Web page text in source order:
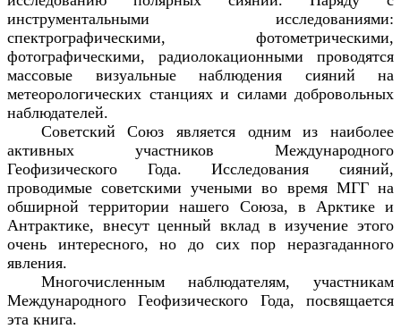
инструментальными исследованиями:
спектрографическими, фотометрическими,
фотографическими, радиолокационными проводятся
массовые визуальные наблюдения сияний на
метеорологических станциях и силами добровольных
наблюдателей.
Советский Союз является одним из наиболее
активных участников Международного
Геофизического Года. Исследования сияний,
проводимые советскими учеными во время МГГ на
обширной территории нашего Союза, в Арктике и
Антрактике, внесут ценный вклад в изучение этого
очень интересного, но до сих пор неразгаданного
явления.
Многочисленным наблюдателям, участникам
Международного Геофизического Года, посвящается
эта книга.